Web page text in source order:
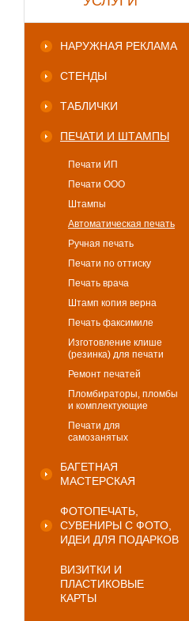
НАРУЖНАЯ РЕКЛАМА
СТЕНДЫ
ТАБЛИЧКИ
ПЕЧАТИ И ШТАМПЫ
Печати ИП
Печати ООО
Штампы
Автоматическая печать
Ручная печать
Печати по оттиску
Печать врача
Штамп копия верна
Печать факсимиле
Изготовление клише
(резинка) для печати
Ремонт печатей
Пломбираторы, пломбы
и комплектующие
Печати для
самозанятых
БАГЕТНАЯ
МАСТЕРСКАЯ
ФОТОПЕЧАТЬ,
СУВЕНИРЫ С ФОТО,
ИДЕИ ДЛЯ ПОДАРКОВ
ВИЗИТКИ И
ПЛАСТИКОВЫЕ
КАРТЫ